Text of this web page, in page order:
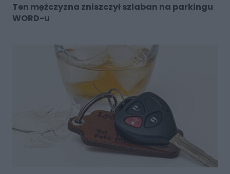
Ten mężczyzna zniszczył szlaban na parkingu
WORD-u